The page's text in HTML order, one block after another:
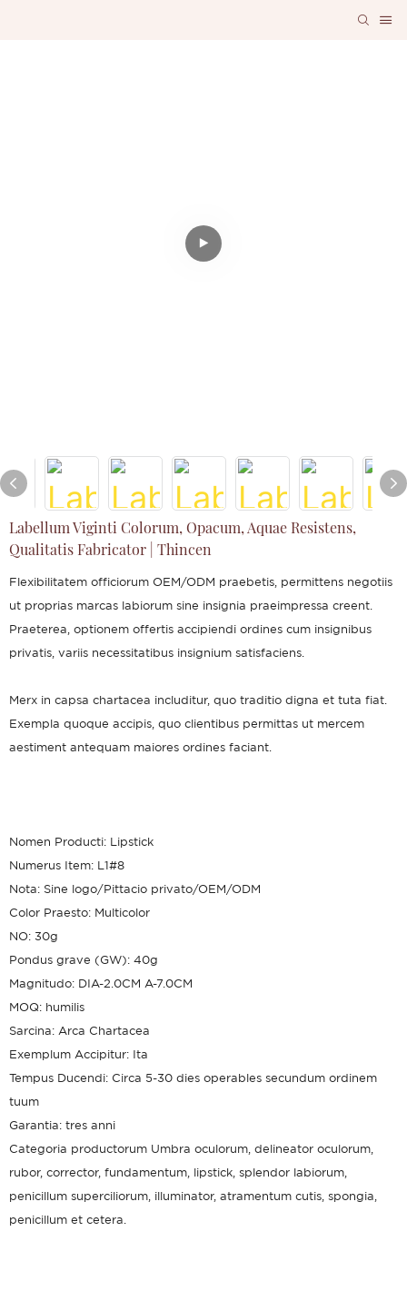
Labellum Viginti Colorum, Opacum, Aquae Resistens,
Qualitatis Fabricator | Thincen
Flexibilitatem officiorum OEM/ODM praebetis, permittens negotiis
ut proprias marcas labiorum sine insignia praeimpressa creent.
Praeterea, optionem offertis accipiendi ordines cum insignibus
privatis, variis necessitatibus insignium satisfaciens.
Merx in capsa chartacea includitur, quo traditio digna et tuta fiat.
Exempla quoque accipis, quo clientibus permittas ut mercem
aestiment antequam maiores ordines faciant.
Nomen Producti: Lipstick
Numerus Item: L1#8
Nota: Sine logo/Pittacio privato/OEM/ODM
Color Praesto: Multicolor
NO: 30g
Pondus grave (GW): 40g
Magnitudo: DIA-2.0CM A-7.0CM
MOQ: humilis
Sarcina: Arca Chartacea
Exemplum Accipitur: Ita
Tempus Ducendi: Circa 5-30 dies operables secundum ordinem
tuum
Garantia: tres anni
Categoria productorum Umbra oculorum, delineator oculorum,
rubor, corrector, fundamentum, lipstick, splendor labiorum,
penicillum superciliorum, illuminator, atramentum cutis, spongia,
penicillum et cetera.